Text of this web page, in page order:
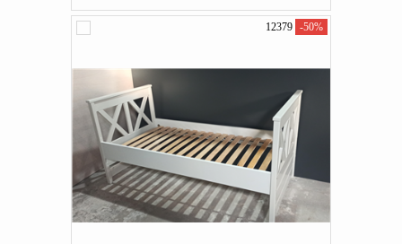
12379 -50%